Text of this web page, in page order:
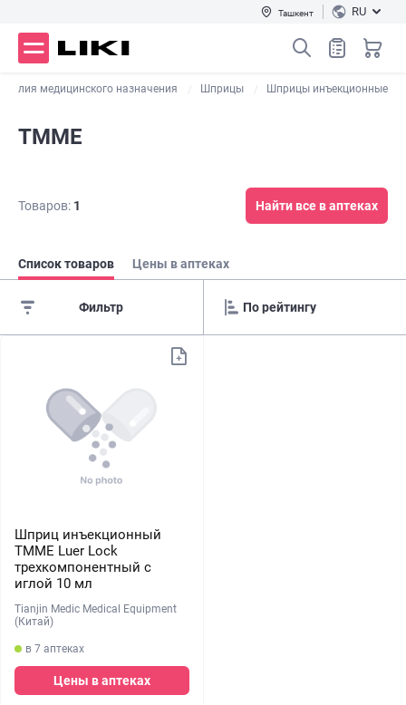
Ташкент RU
медицинского назначения Шприцы Шприцы инъекционные
TMME
Товаров: 1 Найти все в аптеках
Список товаров Цены в аптеках
Фильтр
Шприц инъекционный
TMME Luer Lock
трехкомпонентный с
иглой 10 мл
Tianjin Medic Medical Equipment
(Китай)
в 7 аптеках
Цены в аптеках